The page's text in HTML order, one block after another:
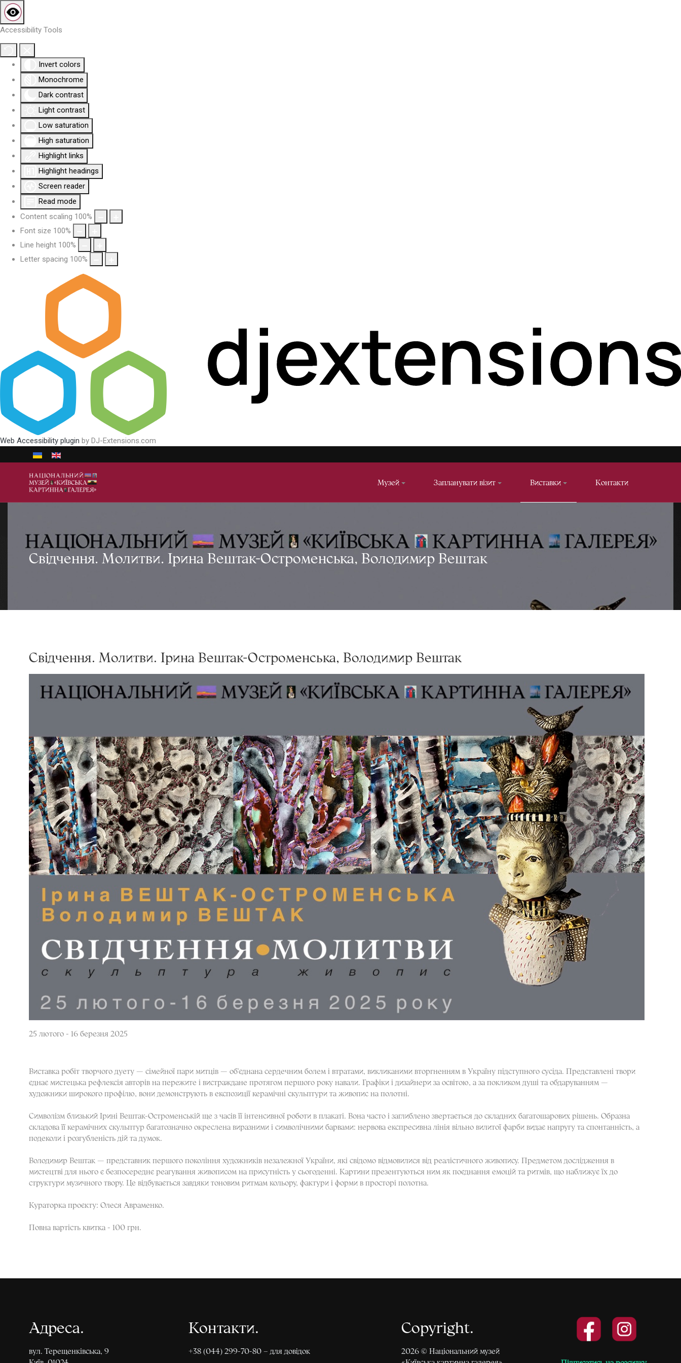
Accessibility Tools
Invert colors
Monochrome
Dark contrast
Light contrast
Low saturation
High saturation
Highlight links
Highlight headings
Screen reader
Read mode
Content scaling 100%
Font size 100%
Line height 100%
Letter spacing 100%
Web Accessibility plugin by DJ-Extensions.com
Виберіть свою мову
Музей Запланувати візит Виставки Контакти
Свідчення. Молитви. Ірина Вештак-Остроменська, Володимир Вештак
Свідчення. Молитви. Ірина Вештак-Остроменська, Володимир Вештак
25 лютого - 16 березня 2025
Виставка робіт творчого дуету — сімейної пари митців — об’єднана сердечним болем і втратами, викликаними вторгненням в Україну підступного сусіда. Представлені твори
єднає мистецька рефлексія авторів на пережите і вистраждане протягом першого року навали. Графіки і дизайнери за освітою, а за покликом душі та обдаруванням —
художники широкого профілю, вони демонструють в експозиції керамічні скульптури та живопис на полотні.
Символізм близький Ірині Вештак-Остроменській ще з часів її інтенсивної роботи в плакаті. Вона часто і заглиблено звертається до складних багатошарових рішень. Образна
складова її керамічних скульптур багатозначно окреслена виразними і символічними барвами: нервова експресивна лінія вільно вилитої фарби видає напругу та спонтанність, а
подеколи і розгубленість дій та думок.
Володимир Вештак — представник першого покоління художників незалежної України, які свідомо відмовилися від реалістичного живопису. Предметом дослідження в
мистецтві для нього є безпосереднє реагування живописом на присутність у сьогоденні. Картини презентуються ним як поєднання емоцій та ритмів, що наближує їх до
структури музичного твору. Це відбувається завдяки тоновим ритмам кольору, фактури і форми в просторі полотна.
Кураторка проєкту: Олеся Авраменко.
Повна вартість квитка - 100 грн.
Адреса
вул. Терещенківська, 9
Контакти
+38 (044) 299-70-80 – для довідок
Copyright
2026 © Національний музей